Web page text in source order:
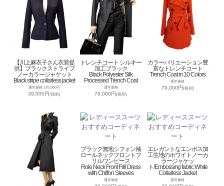
【川上麻衣子さん衣装提
供】ブラックストライプ
ノーカラージャケット
Black stripe collarless jacket
通常価格 120,000円
39,000円(税別)
トレンチコート シルキー
加工ブラック
Black Polyester Silk
Processed Trench Coat
通常価格
79,000円(税別)
カラーバリエーション豊
富なトレンチコート
Trench Coat in 10 Colors
通常価格
79,000円 (税別)
ブラック無地シフォン袖
ロールネックフロントフ
リルワンピース
Role Neck Front Frill Dress
with Chiffon Sleeves
通常価格
エレガントなエンボス加
工生地のホワイトノーカ
ラージャケッ
ト/Embossing fabric White
Collarless Jacket
通常価格